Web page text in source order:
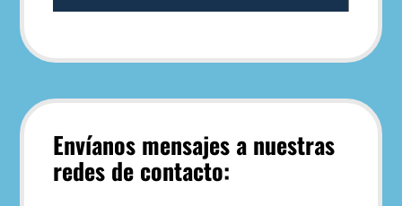
Envíanos mensajes a nuestras
redes de contacto: